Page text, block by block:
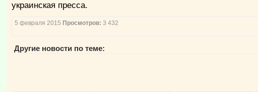
украинская пресса.
5 февраля 2015 Просмотров: 3 432
Другие новости по теме: